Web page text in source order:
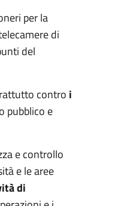
per la
di
del
contro i
pubblico e
e controllo
e le aree
di